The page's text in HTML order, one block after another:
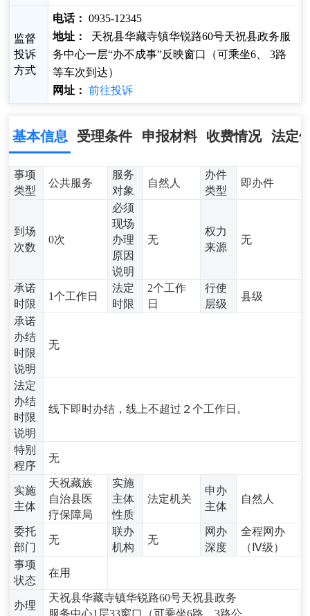
监督
投诉
方式
电话： 0935-12345
地址：
天祝县华藏寺镇华锐路60号天祝县政务服
务中心一层“办不成事”反映窗口（可乘坐6、 3路
等车次到达）
网址： 前往投诉
基本信息 受理条件 申报材料 收费情况 法定
事项
类型
公共服务
服务
对象
自然人
办件
类型
即办件
到场
次数
0次
必须
现场
办理
原因
说明
无
权力
来源
无
承诺
时限
1个工作日
法定
时限
2个工作
日
行使
层级
县级
承诺
办结
时限
说明
无
法定
办结
时限
说明
线下即时办结，线上不超过２个工作日。
特别
程序
无
实施
主体
天祝藏族
自治县医
疗保障局
实施
主体
性质
法定机关
申办
主体
自然人
委托
部门
无
联办
机构
无
网办
深度
全程网办
（Ⅳ级）
事项
状态
在用
办理
天祝县华藏寺镇华锐路60号天祝县政务
服务中心1层33窗口（可乘坐6路、3路公